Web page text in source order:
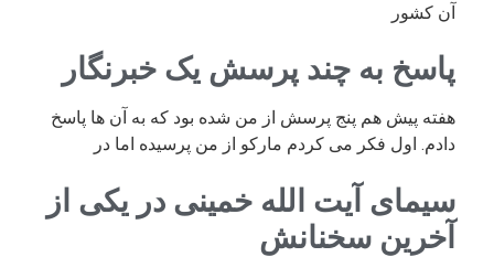
آن کشور
پاسخ به چند پرسش یک خبرنگار
هفته پیش هم پنج پرسش از من شده بود که به آن ها پاسخ
دادم. اول فکر می کردم مارکو از من پرسیده اما در
سیمای آیت الله خمینی در یکی از
آخرین سخنانش